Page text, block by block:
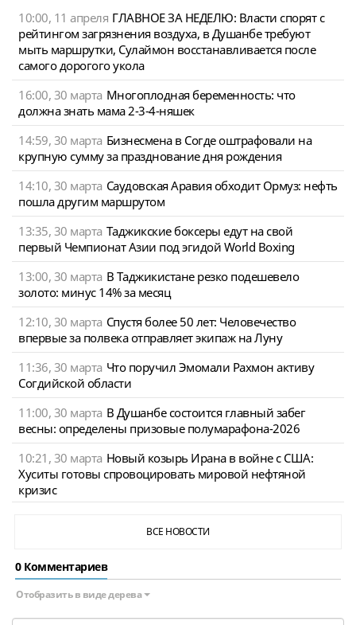
10:00, 11 апреля ГЛАВНОЕ ЗА НЕДЕЛЮ: Власти спорят с
рейтингом загрязнения воздуха, в Душанбе требуют
мыть маршрутки, Сулаймон восстанавливается после
самого дорогого укола
16:00, 30 марта Многоплодная беременность: что
должна знать мама 2-3-4-няшек
14:59, 30 марта Бизнесмена в Согде оштрафовали на
крупную сумму за празднование дня рождения
14:10, 30 марта Саудовская Аравия обходит Ормуз: нефть
пошла другим маршрутом
13:35, 30 марта Таджикские боксеры едут на свой
первый Чемпионат Азии под эгидой World Boxing
13:00, 30 марта В Таджикистане резко подешевело
золото: минус 14% за месяц
12:10, 30 марта Спустя более 50 лет: Человечество
впервые за полвека отправляет экипаж на Луну
11:36, 30 марта Что поручил Эмомали Рахмон активу
Согдийской области
11:00, 30 марта В Душанбе состоится главный забег
весны: определены призовые полумарафона-2026
10:21, 30 марта Новый козырь Ирана в войне с США:
Хуситы готовы спровоцировать мировой нефтяной
кризис
ВСЕ НОВОСТИ
0 Комментариев
Отобразить в виде дерева